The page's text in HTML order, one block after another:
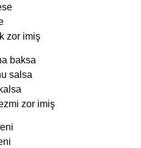
zor imiş
baksa
salsa
zor imiş